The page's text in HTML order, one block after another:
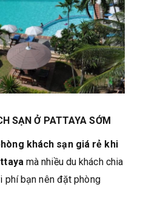
SẠN Ở PATTAYA SỚM
khách sạn giá rẻ khi
mà nhiều du khách chia
phí bạn nên đặt phòng